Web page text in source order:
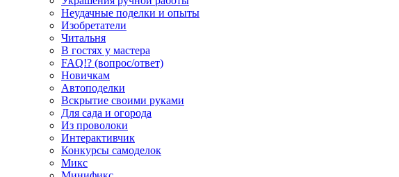
Неудачные поделки и опыты
Изобретатели
Читальня
В гостях у мастера
FAQ!? (вопрос/ответ)
Новичкам
Автоподелки
Вскрытие своими руками
Для сада и огорода
Из проволоки
Интерактивчик
Конкурсы самоделок
Микс